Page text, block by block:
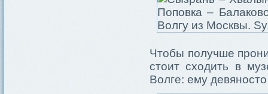
Чтобы получше
стоит сходить в
Волге: ему